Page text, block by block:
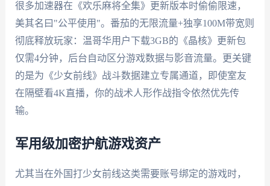
很多加速器在《欢乐麻将全集》更新版本时偷偷限速，
美其名曰"公平使用"。番茄的无限流量+独享100M带宽则
彻底释放玩家：温哥华用户下载3GB的《晶核》更新包
仅需4分钟，后台自动区分游戏数据与影音流量。更关键
的是为《少女前线》战斗数据建立专属通道，即使室友
在隔壁看4K直播，你的战术人形作战指令依然优先传
输。
军用级加密护航游戏资产
尤其当在外国打少女前线这类需要账号绑定的游戏时，